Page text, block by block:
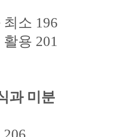
소 196
용 201
과 미분